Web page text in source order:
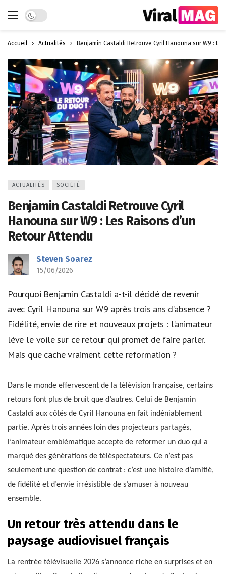
Dark mode
Accueil Actualités Benjamin Castaldi Retrouve Cyril Hanouna sur W9 :
ACTUALITÉS SOCIÉTÉ
Benjamin Castaldi Retrouve Cyril
Hanouna sur W9 : Les Raisons d’un
Retour Attendu
Steven Soarez
15/06/2026
Pourquoi Benjamin Castaldi a-t-il décidé de revenir
avec Cyril Hanouna sur W9 après trois ans d’absence ?
Fidélité, envie de rire et nouveaux projets : l’animateur
lève le voile sur ce retour qui promet de faire parler.
Mais que cache vraiment cette reformation ?
Dans le monde effervescent de la télévision française, certains
retours font plus de bruit que d’autres. Celui de Benjamin
Castaldi aux côtés de Cyril Hanouna en fait indéniablement
partie. Après trois années loin des projecteurs partagés,
l’animateur emblématique accepte de reformer un duo qui a
marqué des générations de téléspectateurs. Ce n’est pas
seulement une question de contrat : c’est une histoire d’amitié,
de fidélité et d’envie irrésistible de s’amuser à nouveau
ensemble.
Un retour très attendu dans le
paysage audiovisuel français
La rentrée télévisuelle 2026 s’annonce riche en surprises et en